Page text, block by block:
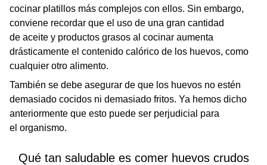
cocinar platillos más complejos con ellos. Sin embargo,
conviene recordar que el uso de una gran cantidad
de aceite y productos grasos al cocinar aumenta
drásticamente el contenido calórico de los huevos, como
cualquier otro alimento.
También se debe asegurar de que los huevos no estén
demasiado cocidos ni demasiado fritos. Ya hemos dicho
anteriormente que esto puede ser perjudicial para
el organismo.
Qué tan saludable es comer huevos crudos